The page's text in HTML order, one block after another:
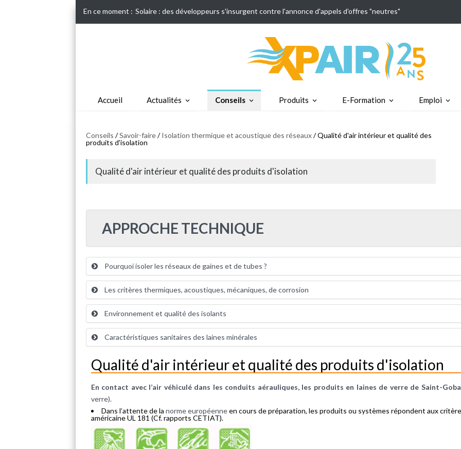
En ce moment : Solaire : des développeurs s'insurgent contre l'annonce d'appels d'offres "neutres"
Accueil Actualités Conseils Produits E-Formation Emploi
Conseils /Savoir-faire/Isolation thermique et acoustique des réseaux/ Qualité d'air intérieur et qualité des
produits d'isolation
Qualité d'air intérieur et qualité des produits d'isolation
APPROCHE TECHNIQUE
Pourquoi isoler les réseaux de gaines et de tubes ?
Les critères thermiques, acoustiques, mécaniques, de corrosion
Environnement et qualité des isolants
Caractéristiques sanitaires des laines minérales
Qualité d'air intérieur et qualité des produits d'isolation
En contact avec l’air véhiculé dans les conduits aérauliques, les produits en laines de verre de Saint-
verre).
Dans l’attente de la norme européenneen cours de préparation, les produits ou systèmes répondent aux
américaine UL 181 (Cf. rapports CETIAT).